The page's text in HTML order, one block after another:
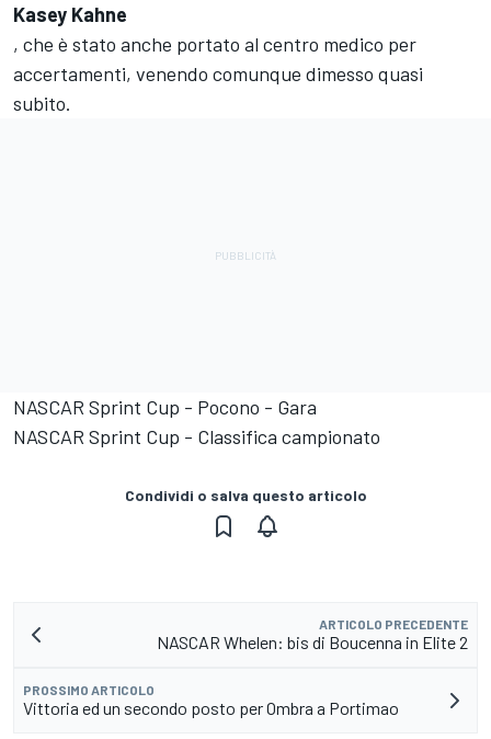
Kasey Kahne
, che è stato anche portato al centro medico per
accertamenti, venendo comunque dimesso quasi
subito.
NASCAR Sprint Cup - Pocono - Gara
NASCAR Sprint Cup - Classifica campionato
Condividi o salva questo articolo
ARTICOLO PRECEDENTE
NASCAR Whelen: bis di Boucenna in Elite 2
PROSSIMO ARTICOLO
Vittoria ed un secondo posto per Ombra a Portimao